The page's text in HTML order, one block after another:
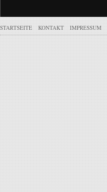
STARTSEITE KONTAKT IMPRESSUM